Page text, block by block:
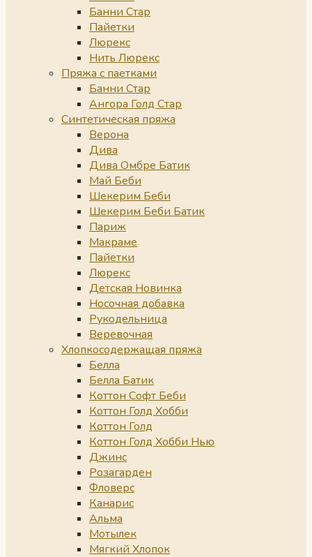
Банни Стар
Пайетки
Люрекс
Нить Люрекс
Пряжа с паетками
Банни Стар
Ангора Голд Стар
Синтетическая пряжа
Верона
Дива
Дива Омбре Батик
Май Беби
Шекерим Беби
Шекерим Беби Батик
Париж
Макраме
Пайетки
Люрекс
Детская Новинка
Носочная добавка
Рукодельница
Веревочная
Хлопкосодержащая пряжа
Белла
Белла Батик
Коттон Софт Беби
Коттон Голд Хобби
Коттон Голд
Коттон Голд Хобби Нью
Джинс
Розагарден
Фловерс
Канарис
Альма
Мотылек
Мягкий Хлопок